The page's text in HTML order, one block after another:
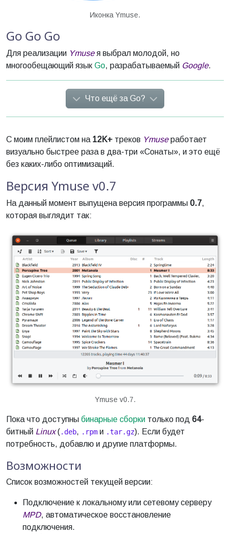
Иконка Ymuse.
Go Go Go
Для реализации Ymuseя выбрал молодой, но
многообещающий язык Go, разрабатываемый Google.
Что ещё за Go?
С моим плейлистом на 12K+ треков Ymuseработает
визуально быстрее раза в два-три «Сонаты», и это ещё
без каких-либо оптимизаций.
Версия Ymuse v0.7
На данный момент выпущена версия программы 0.7,
которая выглядит так:
Ymuse v0.7.
Пока что доступны бинарные сборки только под 64-
битный Linux(.deb, .rpm и .tar.gz). Если будет
потребность, добавлю и другие платформы.
Возможности
Список возможностей текущей версии:
Подключение к локальному или сетевому серверу
MPD, автоматическое восстановление
подключения.